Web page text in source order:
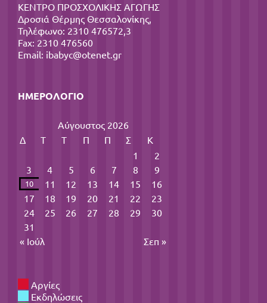
ΚΕΝΤΡΟ ΠΡΟΣΧΟΛΙΚΗΣ ΑΓΩΓΗΣ
Δροσιά Θέρμης Θεσσαλονίκης,
Τηλέφωνο: 2310 476572,3
Fax: 2310 476560
Email: ibabyc@otenet.gr
ΗΜΕΡΟΛΌΓΙΟ
Αύγουστος 2026
Δ
Τ Τ Π Π Σ
Κ
1
2
3
4 5 6 7 8 9
10 11 12 13 14 15
16
17
18 19 20 21 22
23
24
25 26 27 28 29
30
31
« Ιούλ
Σεπ »
Αργίες
Εκδηλώσεις